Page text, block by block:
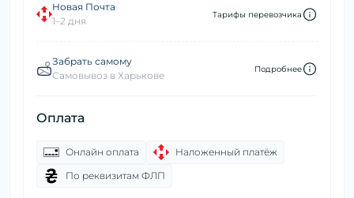
Новая Почта
1–2 дня
Тарифы перевозчика
Забрать самому
Самовывоз в Харькове
Подробнее
Оплата
Онлайн оплата
Наложенный платёж
По реквизитам ФЛП